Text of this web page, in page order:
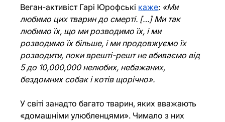
Веган-активіст Гарі Юрофські каже: «Ми
любимо цих тварин до смерті. […] Ми так
любимо їх, що ми розводимо їх, і ми
розводимо їх більше, і ми продовжуємо їх
розводити, поки врешті-решт не вбиваємо від
5 до 10,000,000 нелюбих, небажаних,
бездомних собак і котів щорічно».
У світі занадто багато тварин, яких вважають
«домашніми улюбленцями». Чимало з них